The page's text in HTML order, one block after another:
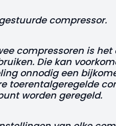
compressor.
compressoren is
Die kan
onnodig een
toerentalgeregelde
worden geregeld.